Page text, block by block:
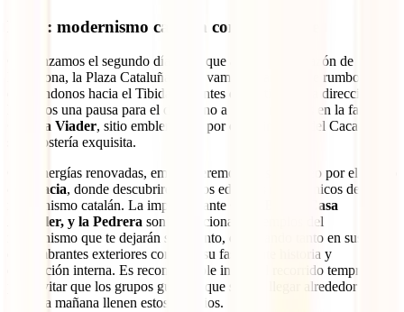
Día 2: modernismo catalán con otro toque
Comenzamos el segundo día igual que ayer, en el corazón de
Barcelona, la Plaza Cataluña, pero vamos a cambiar de rumbo,
dirigiéndonos hacia el Tibidabo. Antes de partir en esta dirección,
hagamos una pausa para el desayuno a solo 5 minutos en la famosa
Granja Viader, sitio emblemático por el nacimiento del Cacaolat y
su repostería exquisita.
Con energías renovadas, emprenderemos nuestro paseo por el
de Gracia, donde descubriremos los edificios más icónicos del
modernismo catalán. La impresionante
Casa Batlló, Casa
Amatller, y la Pedrera son excepcionales ejemplos del
modernismo que te dejarán sin aliento, destacando tanto en sus
deslumbrantes exteriores como en su fascinante historia y
decoración interna. Es recomendable iniciar el recorrido temprano
para evitar que los grupos guiados que suelen llegar alrededor de las
11 de la mañana llenen estos espacios.